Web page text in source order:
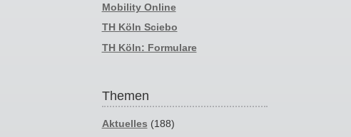
Mobility Online
TH Köln Sciebo
TH Köln: Formulare
Themen
Aktuelles (188)